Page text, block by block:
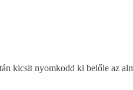
kicsit nyomkodd ki belőle az